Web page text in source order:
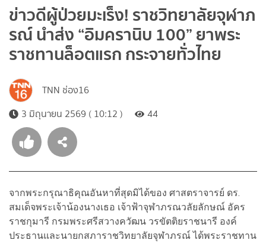
ข่าวดีผู้ป่วยมะเร็ง! ราชวิทยาลัยจุฬาภ
รณ์ นำส่ง “อิมครานิบ 100” ยาพระ
ราชทานล็อตแรก กระจายทั่วไทย
TNN ช่อง16
3 มิถุนายน 2569 ( 10:12 )
44
จากพระกรุณาธิคุณอันหาที่สุดมิได้ของ ศาสตราจารย์ ดร.
สมเด็จพระเจ้าน้องนางเธอ เจ้าฟ้าจุฬาภรณวลัยลักษณ์ อัคร
ราชกุมารี กรมพระศรีสวางควัฒน วรขัตติยราชนารี องค์
ประธานและนายกสภาราชวิทยาลัยจุฬาภรณ์ ได้พระราชทาน